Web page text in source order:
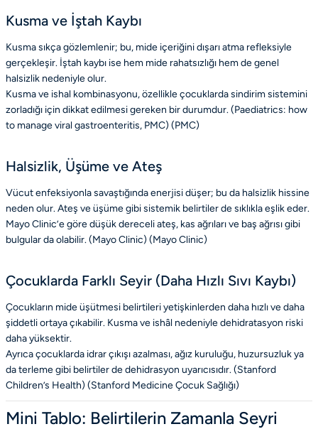
Kusma ve İştah Kaybı
Kusma sıkça gözlemlenir; bu, mide içeriğini dışarı atma refleksiyle
gerçekleşir. İştah kaybı ise hem mide rahatsızlığı hem de genel
halsizlik nedeniyle olur.
Kusma ve ishal kombinasyonu, özellikle çocuklarda sindirim sistemini
zorladığı için dikkat edilmesi gereken bir durumdur. (Paediatrics: how
to manage viral gastroenteritis, PMC) (PMC)
Halsizlik, Üşüme ve Ateş
Vücut enfeksiyonla savaştığında enerjisi düşer; bu da halsizlik hissine
neden olur. Ateş ve üşüme gibi sistemik belirtiler de sıklıkla eşlik eder.
Mayo Clinic’e göre düşük dereceli ateş, kas ağrıları ve baş ağrısı gibi
bulgular da olabilir. (Mayo Clinic) (Mayo Clinic)
Çocuklarda Farklı Seyir (Daha Hızlı Sıvı Kaybı)
Çocukların mide üşütmesi belirtileri yetişkinlerden daha hızlı ve daha
şiddetli ortaya çıkabilir. Kusma ve ishâl nedeniyle dehidratasyon riski
daha yüksektir.
Ayrıca çocuklarda idrar çıkışı azalması, ağız kuruluğu, huzursuzluk ya
da terleme gibi belirtiler de dehidrasyon uyarıcısıdır. (Stanford
Children’s Health) (Stanford Medicine Çocuk Sağlığı)
Mini Tablo: Belirtilerin Zamanla Seyri